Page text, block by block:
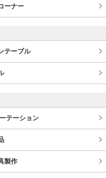
ーナー
テーブル
テーション
製作